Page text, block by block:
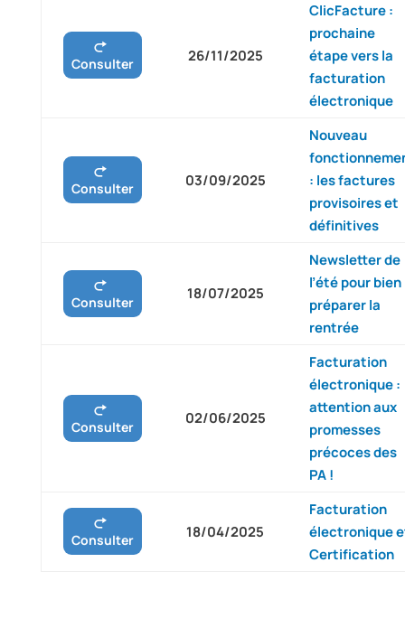
Consulter 26/11/2025
ClicFacture :
prochaine
étape vers la
facturation
électronique
Consulter 03/09/2025
Nouveau
: les factures
provisoires et
définitives
Consulter 18/07/2025
Newsletter de
l’été pour bien
préparer la
rentrée
Consulter 02/06/2025
Facturation
électronique :
attention aux
promesses
précoces des
PA !
Consulter 18/04/2025
Facturation
électronique
Certification